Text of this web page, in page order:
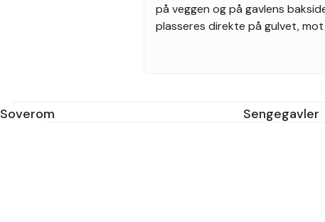
på veggen og på gavlens
plasseres direkte på gulvet, mot
Soverom Sengegavler